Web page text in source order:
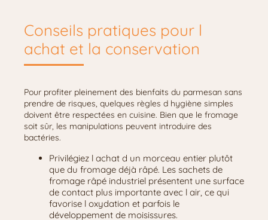
Conseils pratiques pour l
achat et la conservation
Pour profiter pleinement des bienfaits du parmesan sans
prendre de risques, quelques règles d hygiène simples
doivent être respectées en cuisine. Bien que le fromage
soit sûr, les manipulations peuvent introduire des
bactéries.
Privilégiez l achat d un morceau entier plutôt
que du fromage déjà râpé. Les sachets de
fromage râpé industriel présentent une surface
de contact plus importante avec l air, ce qui
favorise l oxydation et parfois le
développement de moisissures.